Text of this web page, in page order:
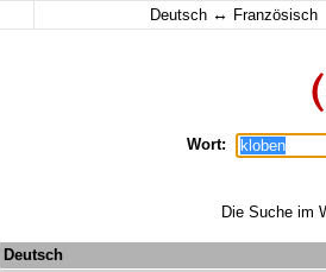
Deutsch ↔ Französisch
Wort:
Die Suche im
Deutsch